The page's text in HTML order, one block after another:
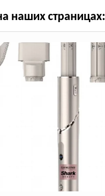
наших страницах: